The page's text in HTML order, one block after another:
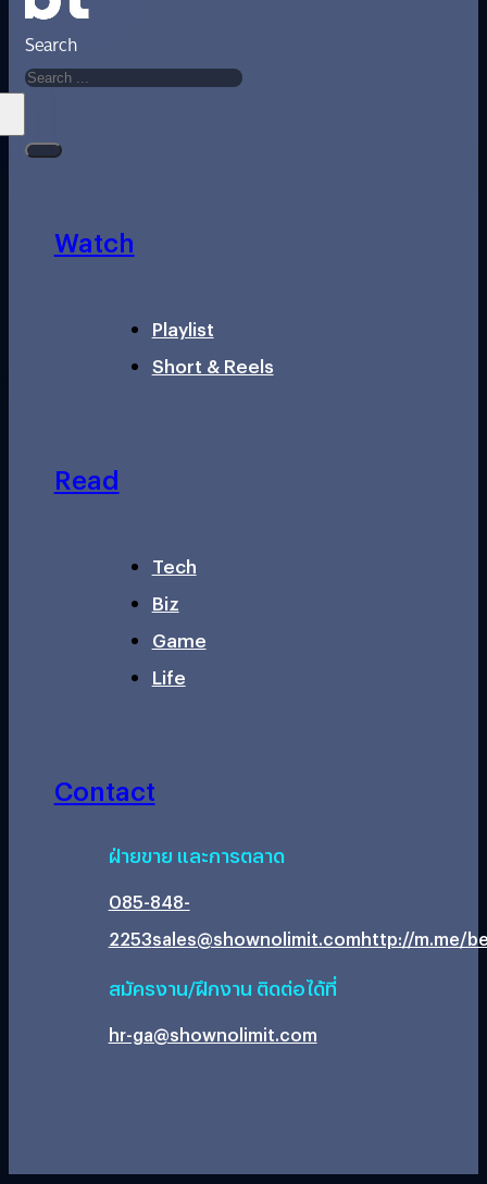
Search
Watch
Playlist
Short & Reels
Read
Tech
Biz
Game
Life
Contact
ฝ่ายขาย และการตลาด
085-848-
2253sales@shownolimit.comhttp://m.me/
สมัครงาน/ฝึกงาน ติดต่อได้ที่
hr-ga@shownolimit.com